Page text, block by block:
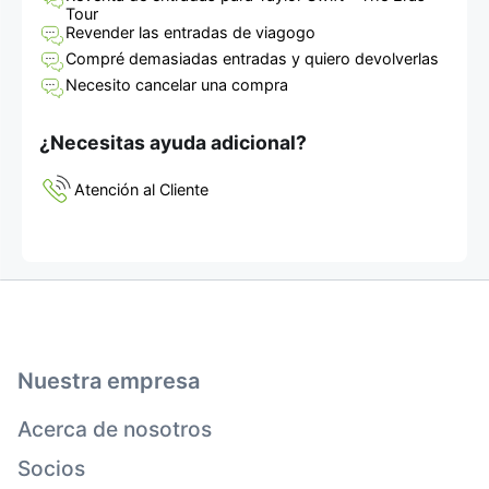
Tour
Revender las entradas de viagogo
Compré demasiadas entradas y quiero devolverlas
Necesito cancelar una compra
¿Necesitas ayuda adicional?
Atención al Cliente
Nuestra empresa
Acerca de nosotros
Socios